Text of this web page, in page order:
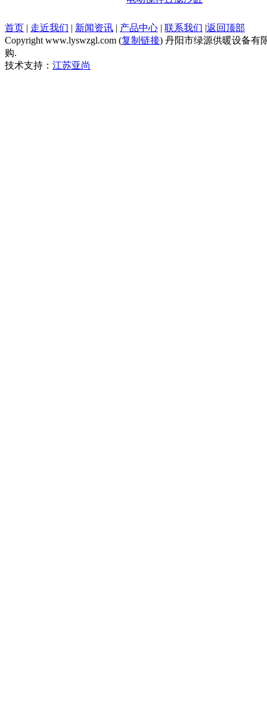
首页 | 走近我们 | 新闻资讯 | 产品中心 | 联系我们 |返回顶部
Copyright www.lyswzgl.com (复制链接) 丹阳市绿源供暖设备有
购.
技术支持： 江苏亚尚